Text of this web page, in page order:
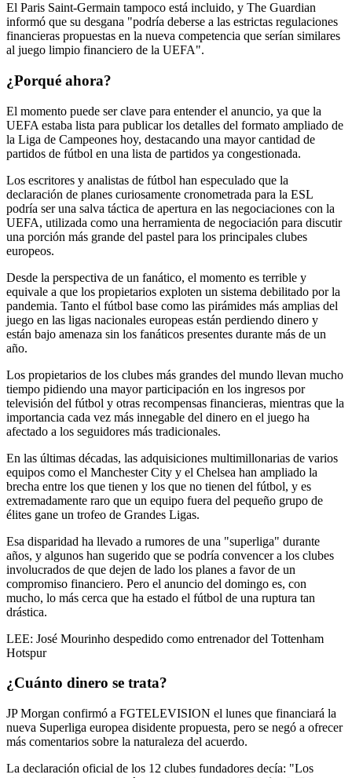
El Paris Saint-Germain tampoco está incluido, y The Guardian
informó que su desgana "podría deberse a las estrictas regulaciones
financieras propuestas en la nueva competencia que serían similares
al juego limpio financiero de la UEFA".
¿Porqué ahora?
El momento puede ser clave para entender el anuncio, ya que la
UEFA estaba lista para publicar los detalles del formato ampliado de
la Liga de Campeones hoy, destacando una mayor cantidad de
partidos de fútbol en una lista de partidos ya congestionada.
Los escritores y analistas de fútbol han especulado que la
declaración de planes curiosamente cronometrada para la ESL
podría ser una salva táctica de apertura en las negociaciones con la
UEFA, utilizada como una herramienta de negociación para discutir
una porción más grande del pastel para los principales clubes
europeos.
Desde la perspectiva de un fanático, el momento es terrible y
equivale a que los propietarios exploten un sistema debilitado por la
pandemia. Tanto el fútbol base como las pirámides más amplias del
juego en las ligas nacionales europeas están perdiendo dinero y
están bajo amenaza sin los fanáticos presentes durante más de un
año.
Los propietarios de los clubes más grandes del mundo llevan mucho
tiempo pidiendo una mayor participación en los ingresos por
televisión del fútbol y otras recompensas financieras, mientras que la
importancia cada vez más innegable del dinero en el juego ha
afectado a los seguidores más tradicionales.
En las últimas décadas, las adquisiciones multimillonarias de varios
equipos como el Manchester City y el Chelsea han ampliado la
brecha entre los que tienen y los que no tienen del fútbol, ​​y es
extremadamente raro que un equipo fuera del pequeño grupo de
élites gane un trofeo de Grandes Ligas.
Esa disparidad ha llevado a rumores de una "superliga" durante
años, y algunos han sugerido que se podría convencer a los clubes
involucrados de que dejen de lado los planes a favor de un
compromiso financiero. Pero el anuncio del domingo es, con
mucho, lo más cerca que ha estado el fútbol de una ruptura tan
drástica.
LEE: José Mourinho despedido como entrenador del Tottenham
Hotspur
¿Cuánto dinero se trata?
JP Morgan confirmó a FGTELEVISION el lunes que financiará la
nueva Superliga europea disidente propuesta, pero se negó a ofrecer
más comentarios sobre la naturaleza del acuerdo.
La declaración oficial de los 12 clubes fundadores decía: "Los